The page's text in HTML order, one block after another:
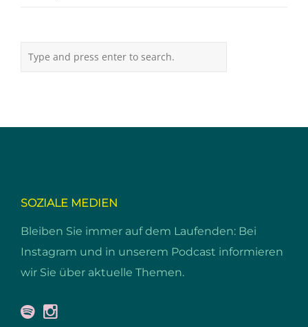
SOZIALE MEDIEN
Bleiben Sie immer auf dem Laufenden: Bei
Instagram und in unserem Podcast informieren
wir Sie über aktuelle Themen.